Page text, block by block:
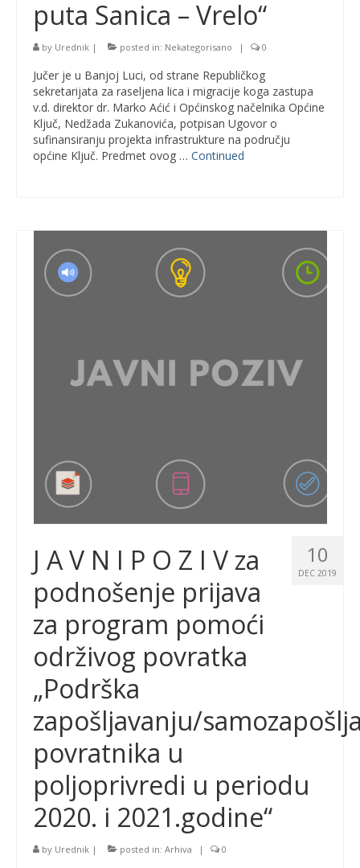
puta Sanica – Vrelo“
by Urednik | posted in: Nekategorisano | 0
Jučer je u Banjoj Luci, od strane Republičkog
sekretarijata za raseljena lica i migracije koga zastupa
v.d. direktor dr. Marko Aćić i Općinskog načelnika Općine
Ključ, Nedžada Zukanovića, potpisan Ugovor o
sufinansiranju projekta infrastrukture na području
općine Ključ. Predmet ovog … Continued
10
DEC 2019
J A V N I P O Z I V za
podnošenje prijava
za program pomoći
održivog povratka
„Podrška
zapošljavanju/
povratnika u
poljoprivredi u periodu
2020. i 2021.godine“
by Urednik | posted in: Arhiva | 0